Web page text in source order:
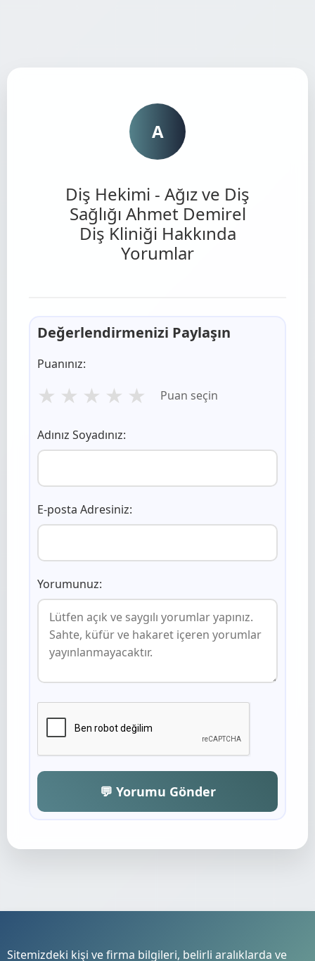
A
Diş Hekimi - Ağız ve Diş
Sağlığı Ahmet Demirel
Diş Kliniği Hakkında
Yorumlar
Değerlendirmenizi Paylaşın
Puanınız:
★ ★ ★ ★ ★ Puan seçin
Adınız Soyadınız:
E-posta Adresiniz:
Yorumunuz:
💬 Yorumu Gönder
Sitemizdeki kişi ve firma bilgileri, belirli aralıklarda ve